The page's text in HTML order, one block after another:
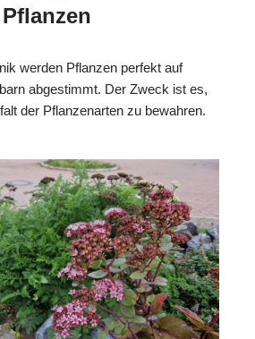
werden Pflanzen perfekt auf
abgestimmt. Der Zweck ist es,
der Pflanzenarten zu bewahren.